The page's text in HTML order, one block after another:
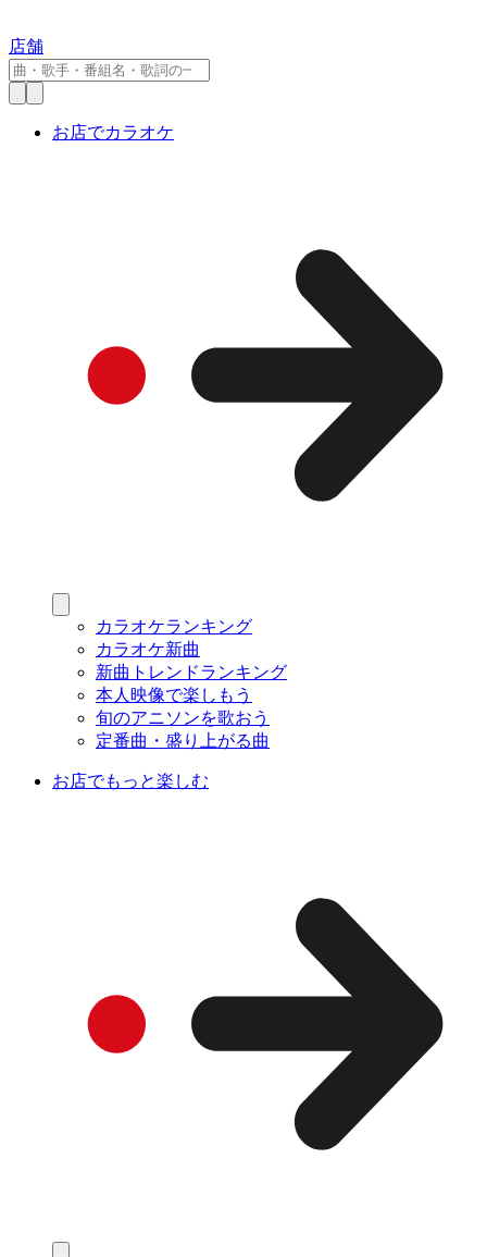
店舗
お店でカラオケ
カラオケランキング
カラオケ新曲
新曲トレンドランキング
本人映像で楽しもう
旬のアニソンを歌おう
定番曲・盛り上がる曲
お店でもっと楽しむ